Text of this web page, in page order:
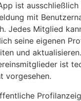
ist ausschließlich
mit
Jedes Mitglied
seine eigenen
und
ist
vorgesehen.